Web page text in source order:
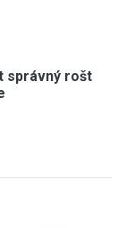
správný rošt